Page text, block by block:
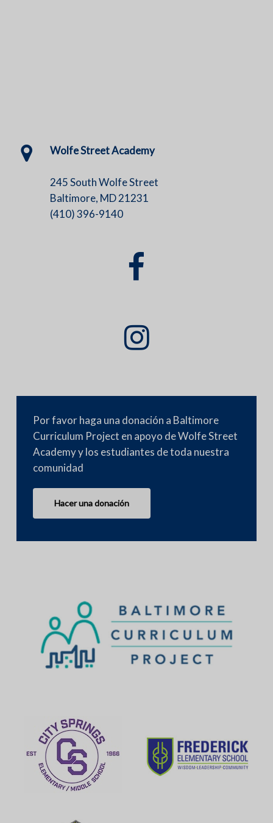
Wolfe Street Academy
245 South Wolfe Street
Baltimore, MD 21231
(410) 396-9140
Por favor haga una donación a Baltimore
Curriculum Project en apoyo de Wolfe Street
Academy y los estudiantes de toda nuestra
comunidad
Hacer una donación